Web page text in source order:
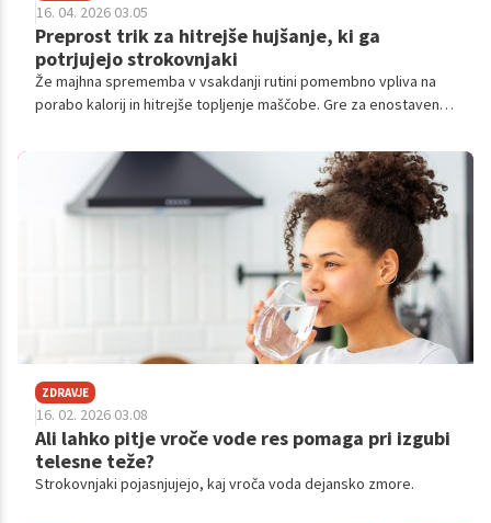
16. 04. 2026 03.05
Preprost trik za hitrejše hujšanje, ki ga
potrjujejo strokovnjaki
Že majhna sprememba v vsakdanji rutini pomembno vpliva na
porabo kalorij in hitrejše topljenje maščobe. Gre za enostaven
ZDRAVJE
16. 02. 2026 03.08
Ali lahko pitje vroče vode res pomaga pri izgubi
telesne teže?
Strokovnjaki pojasnjujejo, kaj vroča voda dejansko zmore.